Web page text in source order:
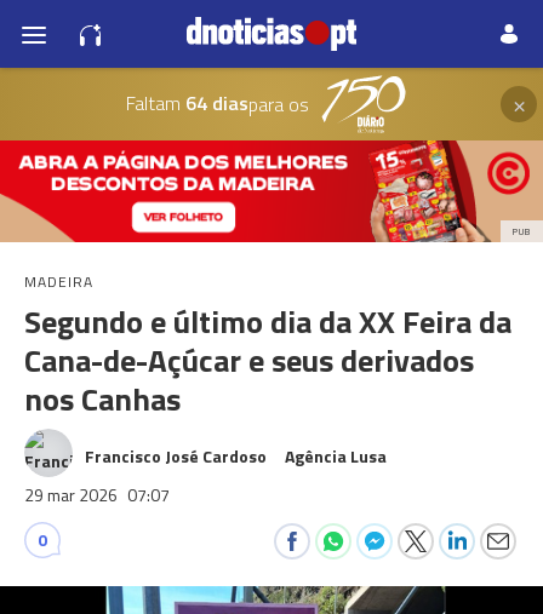
Faltam 64 diaspara os ×
PUB
MADEIRA
Segundo e último dia da XX Feira da
Cana-de-Açúcar e seus derivados
nos Canhas
Francisco José Cardoso
Agência Lusa
29 mar 2026 07:07
0